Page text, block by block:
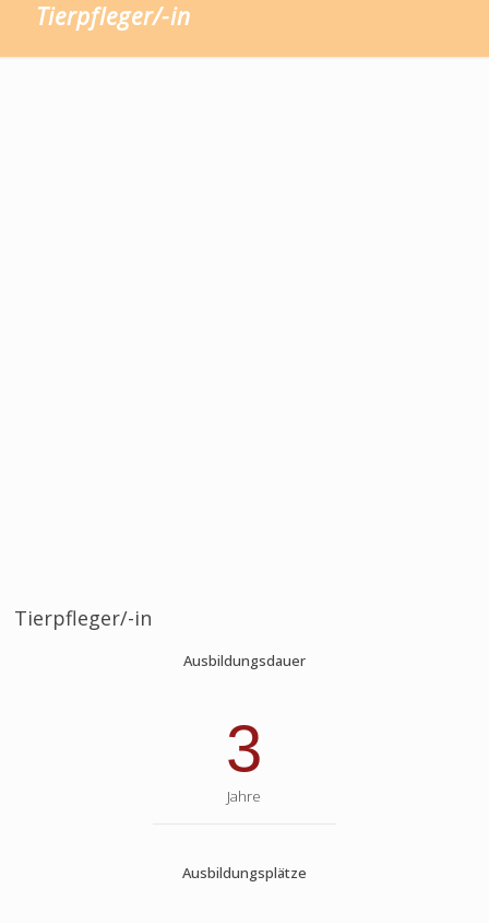
Tierpfleger/-in
Tierpfleger/-in
Ausbildungsdauer
3
Jahre
Ausbildungsplätze